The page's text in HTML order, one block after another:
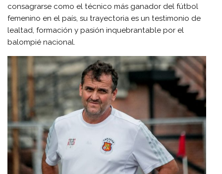
consagrarse como el técnico más ganador del fútbol
femenino en el país, su trayectoria es un testimonio de
lealtad, formación y pasión inquebrantable por el
balompié nacional.